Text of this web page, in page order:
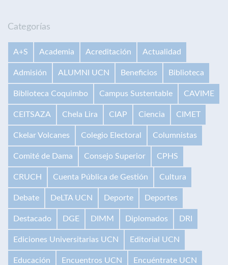
Categorías
A+S Academia Acreditación Actualidad
Admisión ALUMNI UCN Beneficios Biblioteca
Biblioteca Coquimbo Campus Sustentable CAVIME
CEITSAZA Chela Lira CIAP Ciencia CIMET
Ckelar Volcanes Colegio Electoral Columnistas
Comité de Dama Consejo Superior CPHS
CRUCH Cuenta Pública de Gestión Cultura
Debate DeLTA UCN Deporte Deportes
Destacado DGE DIMM Diplomados DRI
Ediciones Universitarias UCN Editorial UCN
Educación Encuentros UCN Encuéntrate UCN